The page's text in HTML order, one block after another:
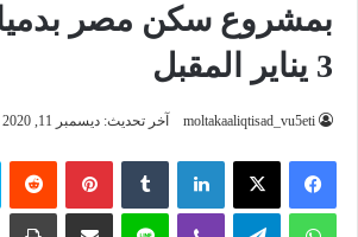
بمشروع سكن مصر
3 يناير المقبل
moltakaaliqtisad_vu5eti آخر تحديث: ديسمبر 11, 2020
فيسبوك ‫X لينكدإن بينتيريست
واتساب تيلقرام لاين